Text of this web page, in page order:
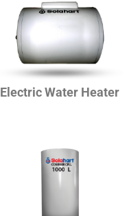
Electric Water Heater